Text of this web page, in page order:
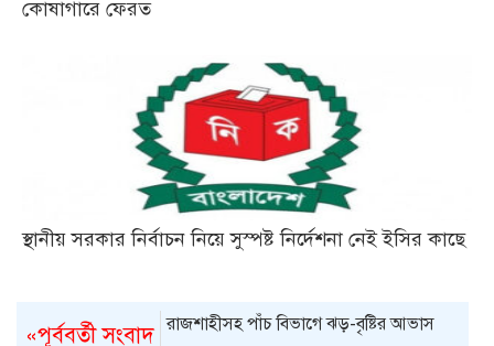
কোষাগারে ফেরত
স্থানীয় সরকার নির্বাচন নিয়ে সুস্পষ্ট নির্দেশনা নেই ইসির কাছে
«পূর্ববর্তী সংবাদ রাজশাহীসহ পাঁচ বিভাগে ঝড়-বৃষ্টির আভাস